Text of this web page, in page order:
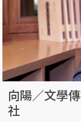
向陽／文學
社